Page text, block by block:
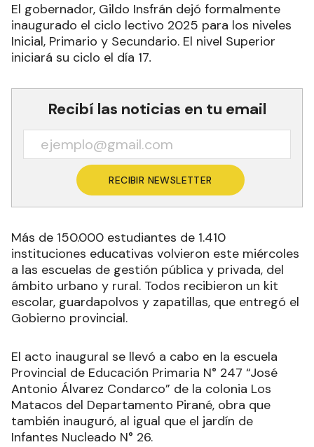
El gobernador, Gildo Insfrán dejó formalmente
inaugurado el ciclo lectivo 2025 para los niveles
Inicial, Primario y Secundario. El nivel Superior
iniciará su ciclo el día 17.
Recibí las noticias en tu email
RECIBIR NEWSLETTER
Más de 150.000 estudiantes de 1.410
instituciones educativas volvieron este miércoles
a las escuelas de gestión pública y privada, del
ámbito urbano y rural. Todos recibieron un kit
escolar, guardapolvos y zapatillas, que entregó el
Gobierno provincial.
El acto inaugural se llevó a cabo en la escuela
Provincial de Educación Primaria N° 247 “José
Antonio Álvarez Condarco” de la colonia Los
Matacos del Departamento Pirané, obra que
también inauguró, al igual que el jardín de
Infantes Nucleado N° 26.